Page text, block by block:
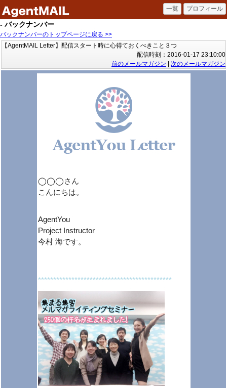
- バックナンバー
バックナンバーのトップページに戻る >>
【AgentMAIL Letter】配信スタート時に心得ておくべきこと３つ
配信時刻：2016-01-17 23:10:00
前のメールマガジン
次のメールマガジン
◯◯◯さん
こんにちは。
AgentYou
Project Instructor
今村 海です。
********************************************